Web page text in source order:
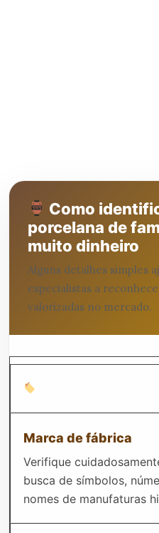
Como
porcelana de
muito dinheiro
Alguns detalhes simples
especialistas a
valorizadas no mercado.
Marca de fábrica
Verifique
busca de símbolos,
nomes de manufaturas